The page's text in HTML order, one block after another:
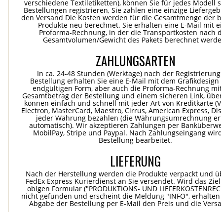
verschiedene Textiletiketten), können Sie für jedes Modell
Bestellungen registrieren, Sie zahlen eine einzige
den Versand Die Kosten werden für die Gesamtmenge der
Produkte neu berechnet. Sie erhalten eine E-Mail mit
Proforma-Rechnung, in der die Transportkosten nach
Gesamtvolumen/Gewicht des Pakets berechnet
ZAHLUNGSARTEN
In ca. 24-48 Stunden (Werktage) nach der
Bestellung erhalten Sie eine E-Mail mit dem
endgültigen Form, aber auch die Proforma-Rechnung
Gesamtbetrag der Bestellung und einem sicheren Link,
können einfach und schnell mit jeder Art von Kreditkarte
Electron, MasterCard, Maestro, Cirrus, American Express,
jeder Währung bezahlen (die Währungsumrechnung
automatisch). Wir akzeptieren Zahlungen per
MobilPay, Stripe und Paypal. Nach Zahlungseingang
Bestellung bearbeitet.
LIEFERUNG
Nach der Herstellung werden die Produkte verpackt und
FedEx Express Kurierdienst an Sie versendet. Wird das
obigen Formular ("PRODUKTIONS- UND
nicht gefunden und erscheint die Meldung "INFO", erhalten
Abgabe der Bestellung per E-Mail den Preis und die